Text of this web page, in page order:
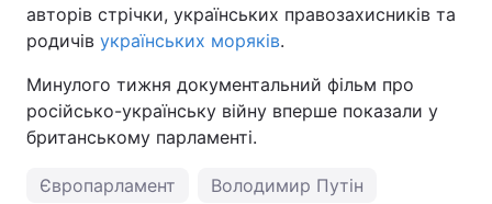
авторів стрічки, українських правозахисників та
родичів українських моряків.
Минулого тижня документальний фільм про
російсько-українську війну вперше показали у
британському парламенті.
Європарламент Володимир Путін